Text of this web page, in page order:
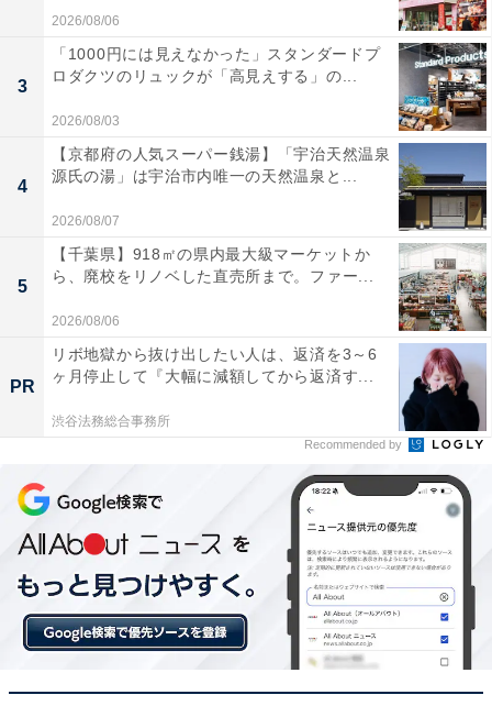
2026/08/06
3
「1000円には見えなかった」スタンダードプ
ロダクツのリュックが「高見えする」の...
2026/08/03
4
【京都府の人気スーパー銭湯】「宇治天然温泉
源氏の湯」は宇治市内唯一の天然温泉と...
2026/08/07
5
【千葉県】918㎡の県内最大級マーケットか
ら、廃校をリノベした直売所まで。ファー...
2026/08/06
PR
リボ地獄から抜け出したい人は、返済を3～6
ヶ月停止して『大幅に減額してから返済す...
渋谷法務総合事務所
Recommended by